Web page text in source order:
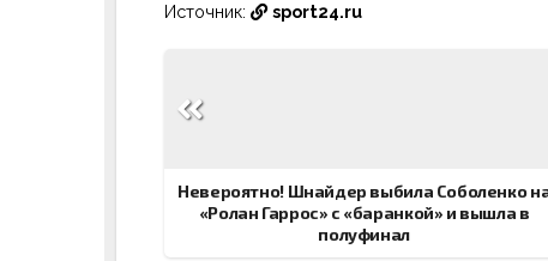
Источник: sport24.ru
по
Невероятно! Шнайдер выбила Соболенко
«Ролан Гаррос» с «баранкой» и вышла в
полуфинал